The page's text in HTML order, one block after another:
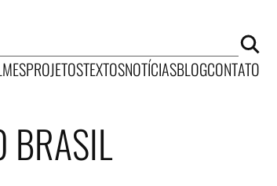
PROJETOSTEXTOSNOTÍCIASBLOGCONTATO